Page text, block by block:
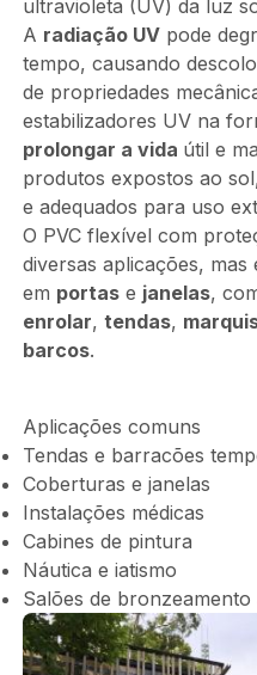
ultravioleta (UV) da luz
A radiação UVpode
tempo, causando
de propriedades
estabilizadores UV na
prolongar a vida útil e
produtos expostos ao
e adequados para uso
O PVC flexível com
diversas aplicações,
em portase janelas,
enrolar, tendas,
barcos.
Aplicações comuns
Tendas e barracões
Coberturas e janelas
Instalações médicas
Cabines de pintura
Náutica e iatismo
Salões de bronzeamento